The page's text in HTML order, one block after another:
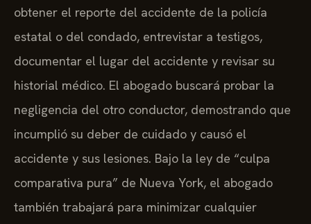
obtener el reporte del accidente de la policía
estatal o del condado, entrevistar a testigos,
documentar el lugar del accidente y revisar su
historial médico. El abogado buscará probar la
negligencia del otro conductor, demostrando que
incumplió su deber de cuidado y causó el
accidente y sus lesiones. Bajo la ley de “culpa
comparativa pura” de Nueva York, el abogado
también trabajará para minimizar cualquier